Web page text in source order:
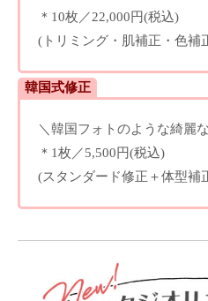
＊10枚／22,000円(税込)
(トリミング・肌補正・色補
韓国式修正
＼韓国フォトのような綺麗
＊1枚／5,500円(税込)
(スタンダード修正＋体型補